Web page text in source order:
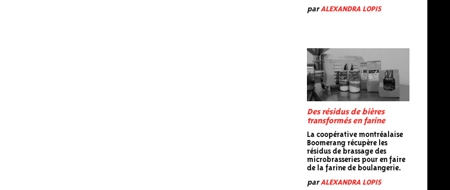
parALEXANDRA LOPIS
Des résidus de bières
transformés en farine
La coopérative montréalaise
Boomerang récupère les
résidus de brassage des
microbrasseries pour en faire
de la farine de boulangerie.
parALEXANDRA LOPIS